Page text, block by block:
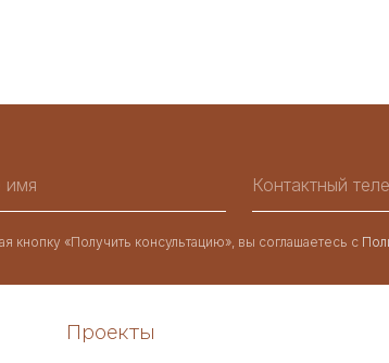
кнопку «Получить консультацию», вы соглашаетесь с
Проекты